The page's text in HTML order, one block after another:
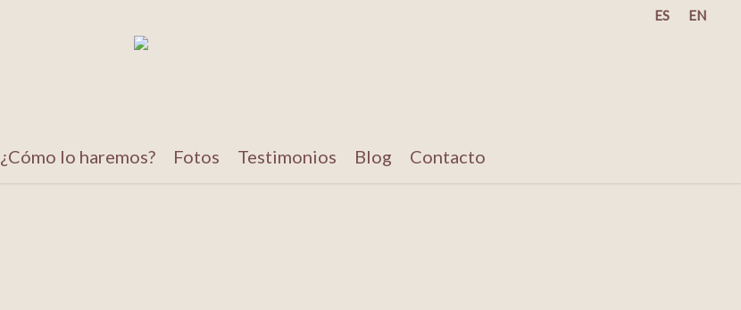
ES EN
¿Cómo lo haremos? Fotos Testimonios Blog Contacto